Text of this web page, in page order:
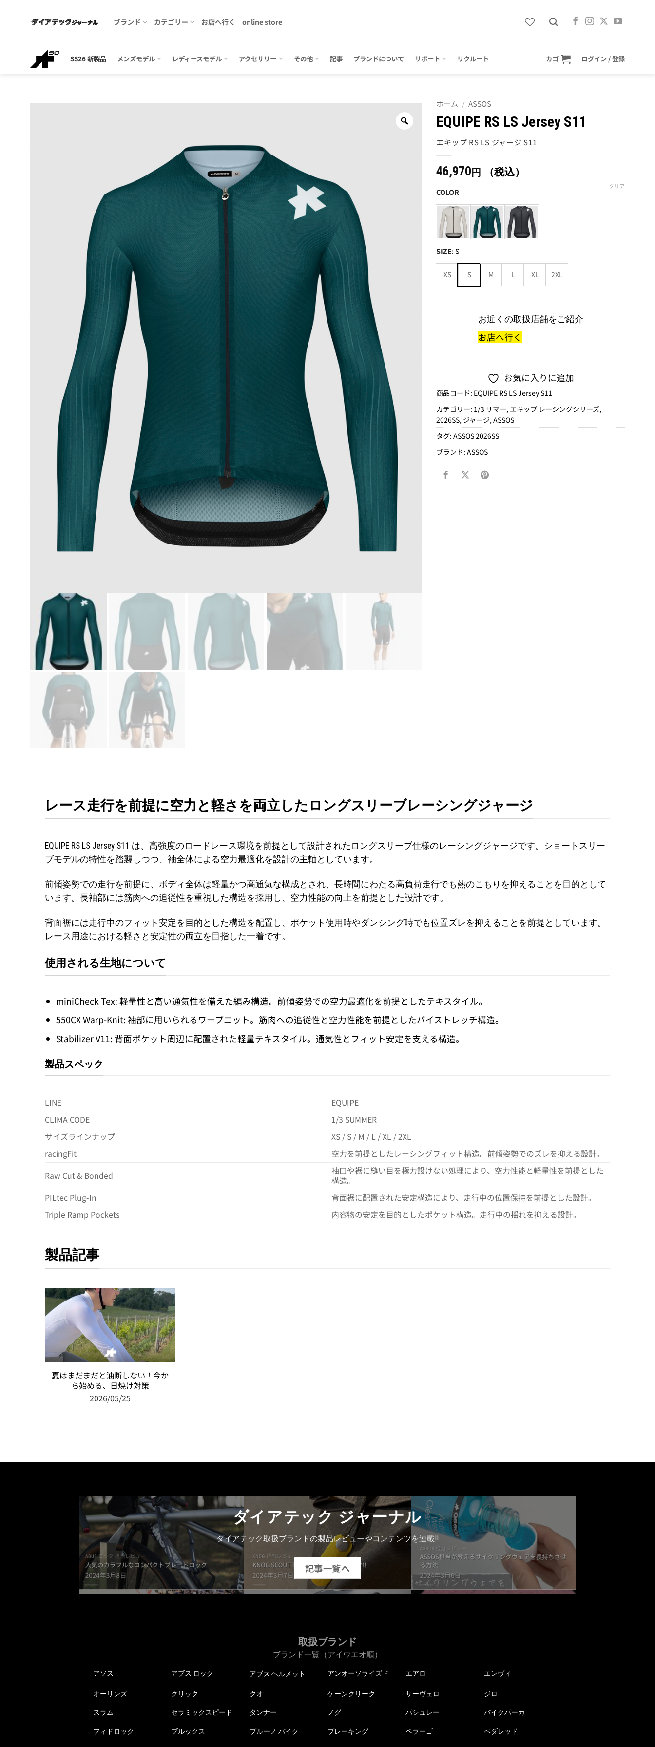
ブランド カテゴリー お店へ行く online store
SS26 新製品 メンズモデル レディースモデル アクセサリー その他 記事 ブランドについて サポート リクルート カゴ ログイン / 登録
Zoom
ホーム / ASSOS
EQUIPE RS LS Jersey S11
エキップ RS LS ジャージ S11
46,970 円 （税込）
COLOR
SIZE:S
XS S M L XL 2XL
クリア
お近くの取扱店舗をご紹介
お店へ行く
お気に入りに追加
商品コード: EQUIPE RS LS Jersey S11
カテゴリー: 1/3 サマー, エキップ レーシングシリーズ,
2026SS, ジャージ,ASSOS
タグ:ASSOS 2026SS
ブランド:ASSOS
レース走行を前提に空力と軽さを両立したロングスリーブレーシングジャージ
EQUIPE RS LS Jersey S11 は、高強度のロードレース環境を前提として設計されたロングスリーブ仕様のレーシングジャージです。ショートスリー
ブモデルの特性を踏襲しつつ、袖全体による空力最適化を設計の主軸としています。
前傾姿勢での走行を前提に、ボディ全体は軽量かつ高通気な構成とされ、長時間にわたる高負荷走行でも熱のこもりを抑えることを目的として
います。長袖部には筋肉への追従性を重視した構造を採用し、空力性能の向上を前提とした設計です。
背面裾には走行中のフィット安定を目的とした構造を配置し、ポケット使用時やダンシング時でも位置ズレを抑えることを前提としています。
レース用途における軽さと安定性の両立を目指した一着です。
使用される生地について
miniCheck Tex: 軽量性と高い通気性を備えた編み構造。前傾姿勢での空力最適化を前提としたテキスタイル。
550CX Warp-Knit: 袖部に用いられるワープニット。筋肉への追従性と空力性能を前提としたバイストレッチ構造。
Stabilizer V11: 背面ポケット周辺に配置された軽量テキスタイル。通気性とフィット安定を支える構造。
製品スペック
LINE
EQUIPE
CLIMA CODE
1/3 SUMMER
サイズラインナップ
XS / S / M / L / XL / 2XL
racingFit
空力を前提としたレーシングフィット構造。前傾姿勢でのズレを抑える設計。
Raw Cut & Bonded
袖口や裾に縫い目を極力設けない処理により、空力性能と軽量性を前提とした
構造。
PILtec Plug-In
背面裾に配置された安定構造により、走行中の位置保持を前提とした設計。
Triple Ramp Pockets
内容物の安定を目的としたポケット構造。走行中の揺れを抑える設計。
製品記事
夏はまだまだと油断しない！今か
ら始める、日焼け対策
2026/05/25
ダイアテック ジャーナル
ダイアテック取扱ブランドの製品レビューやコンテンツを連載!!
記事一覧へ
取扱ブランド
ブランド一覧（アイウエオ順）
アソス アブス ロック アブス ヘルメット アンオーソライズド エアロ エンヴィ
オーリンズ クリック クオ ケーンクリーク サーヴェロ ジロ
スラム セラミックスピード タンナー ノグ パシュレー バイクパーカ
フィドロック ブルックス ブルーノ バイク ブレーキング ペラーゴ ペダレッド